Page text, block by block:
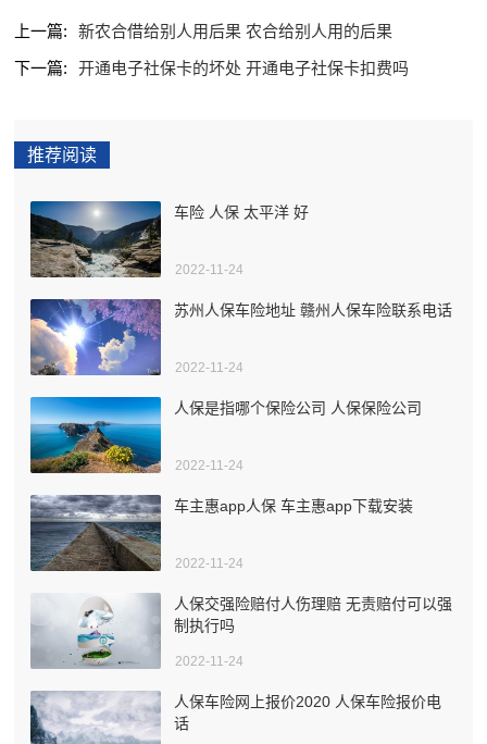
上一篇:
新农合借给别人用后果 农合给别人用的后果
下一篇:
开通电子社保卡的坏处 开通电子社保卡扣费吗
推荐阅读
车险 人保 太平洋 好
2022-11-24
苏州人保车险地址 赣州人保车险联系电话
2022-11-24
人保是指哪个保险公司 人保保险公司
2022-11-24
车主惠app人保 车主惠app下载安装
2022-11-24
人保交强险赔付人伤理赔 无责赔付可以强
制执行吗
2022-11-24
人保车险网上报价2020 人保车险报价电
话